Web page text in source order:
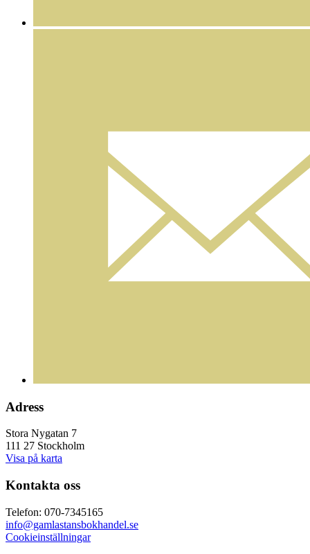
Adress
Stora Nygatan 7
111 27 Stockholm
Visa på karta
Kontakta oss
Telefon: 070-7345165
info@gamlastansbokhandel.se
Cookieinställningar